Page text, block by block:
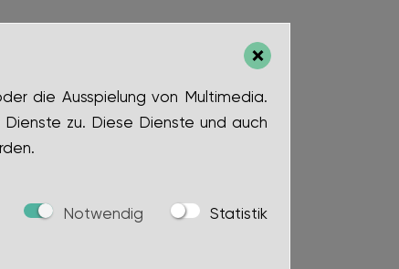
die Ausspielung von Multimedia.
zu. Diese Dienste und auch
Notwendig Statistik